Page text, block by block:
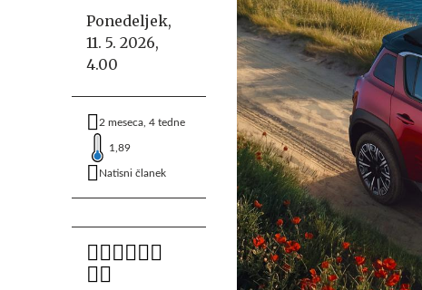
Ponedeljek,
11. 5. 2026,
4.00
2 meseca, 4 tedne
1,89
Natisni članek